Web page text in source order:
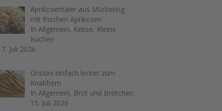
Aprikosentaler aus Mürbeteig
mit frischen Aprikosen
In Allgemein, Kekse, Kleine
Kuchen
Juli 2026
Grissini einfach lecker zum
Knabbern
In Allgemein, Brot und Brötchen
15. Juli 2026